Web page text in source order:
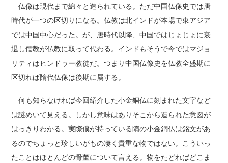
仏像は現代まで綿々と造られている。ただ中国仏像史では唐
時代が一つの区切りになる。仏教は北インドが本場で東アジア
では中国中心だった。が、唐時代以降、中国ではじょじょに衰
退し儒教が仏教に取って代わる。インドもそうで今ではマジョ
リティはヒンドゥー教徒だ。つまり中国仏像史を仏教全盛期に
区切れば隋代仏像は後期に属する。
何も知らなければ今回紹介した小金銅仏に刻まれた文字など
は謎めいて見える。しかし意味はありそこから造られた意図が
はっきりわかる。実際僕が持っている隋の小金銅仏は銘文があ
るのでちょっと珍しいがもの凄く貴重な物ではない。こういっ
たことはほとんどの骨董について言える。物をたどればどこま